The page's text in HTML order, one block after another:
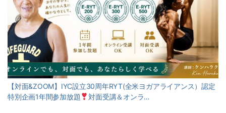
【対面&ZOOM】IYC設立30周年RYT(全米ヨガアライアンス）認定
特別企画1年間参加放題
対面受講＆オンラ…